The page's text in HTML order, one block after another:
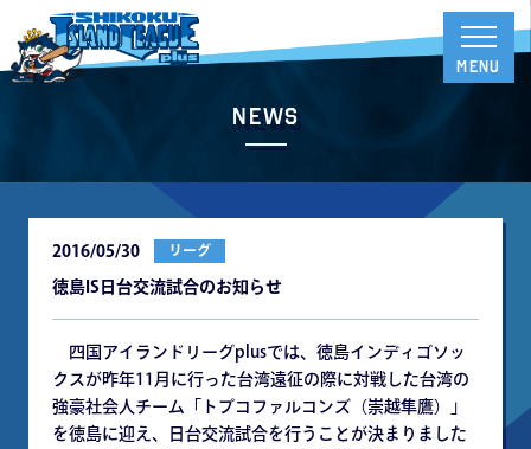
News
2016/05/30 リーグ
徳島IS日台交流試合のお知らせ
四国アイランドリーグplusでは、徳島インディゴソッ
クスが昨年11月に行った台湾遠征の際に対戦した台湾の
強豪社会人チーム「トプコファルコンズ（崇越隼鷹）」
を徳島に迎え、日台交流試合を行うことが決まりました